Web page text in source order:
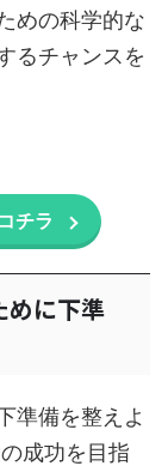
めの科学的な
るチャンスを
チラ
めに下準
準備を整えよ
成功を目指